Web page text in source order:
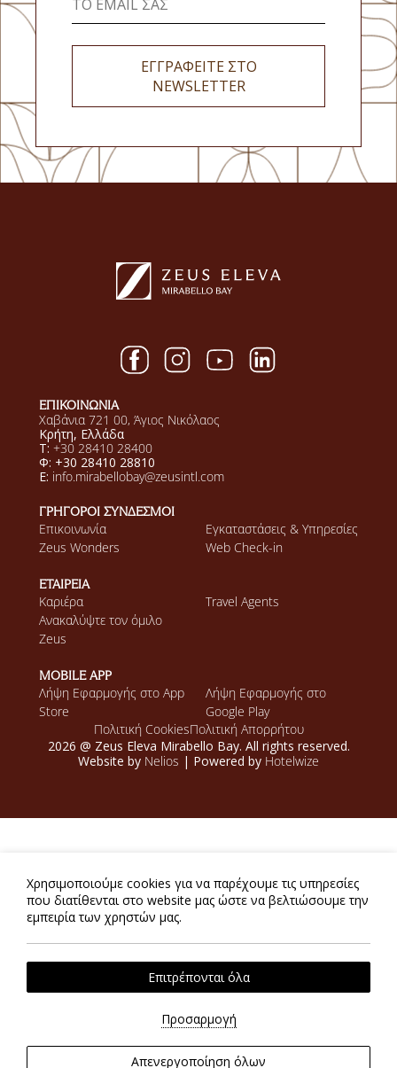
ΕΓΓΡΑΦΕΙΤΕ ΣΤΟ
NEWSLETTER
ΕΠΙΚΟΙΝΩΝΙΑ
Χαβάνια 721 00, Άγιος Νικόλαος
Κρήτη, Ελλάδα
Τ: +30 28410 28400
Φ: +30 28410 28810
E: info.mirabellobay@zeusintl.com
ΓΡΗΓΟΡΟΙ ΣΥΝΔΕΣΜΟΙ
Επικοινωνία
Εγκαταστάσεις & Υπηρεσίες
Zeus Wonders
Web Check-in
ΕΤΑΙΡΕΙΑ
Καριέρα
Travel Agents
Ανακαλύψτε τον όμιλο
Zeus
MOBILE APP
Λήψη Εφαρμογής στο App
Store
Λήψη Εφαρμογής στο
Google Play
2026 @ Zeus Eleva Mirabello Bay. All rights reserved.
Website by Nelios | Powered by Hotelwize
Πολιτική CookiesΠολιτική Απορρήτου
Χρησιμοποιούμε cookies για να παρέχουμε τις υπηρεσίες
που διατίθενται στο website μας ώστε να βελτιώσουμε την
εμπειρία των χρηστών μας.
Επιτρέπονται όλα
Προσαρμογή
Απενεργοποίηση όλων